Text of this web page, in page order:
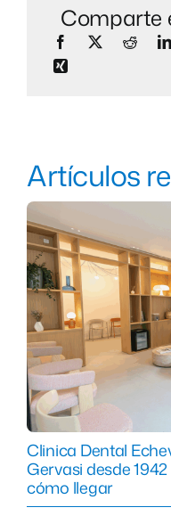
Comparte
Artículos
Clinica Dental
Gervasi desde
cómo llegar